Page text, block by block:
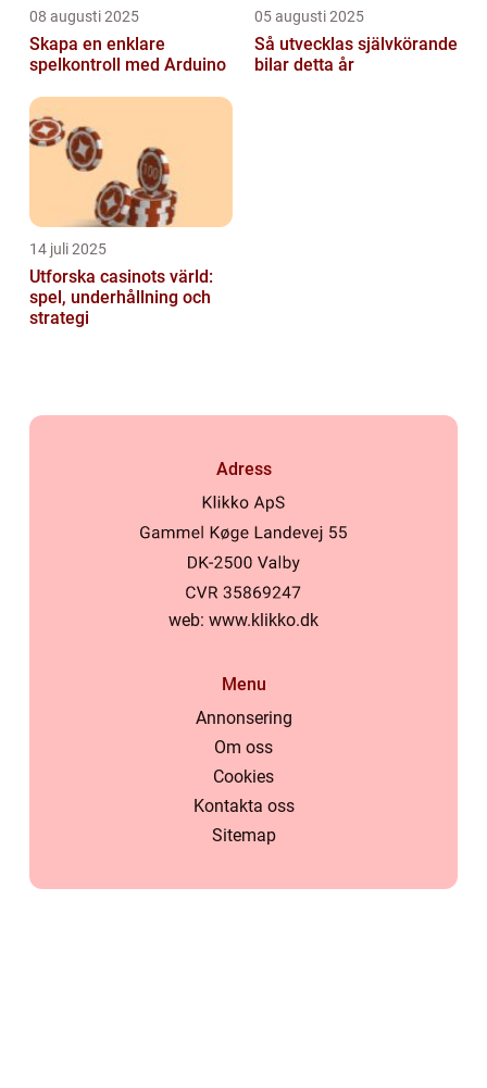
08 augusti 2025
Skapa en enklare
spelkontroll med Arduino
05 augusti 2025
Så utvecklas självkörande
bilar detta år
14 juli 2025
Utforska casinots värld:
spel, underhållning och
strategi
Adress
web: www.klikko.dk
Menu
Annonsering
Om oss
Cookies
Kontakta oss
Sitemap